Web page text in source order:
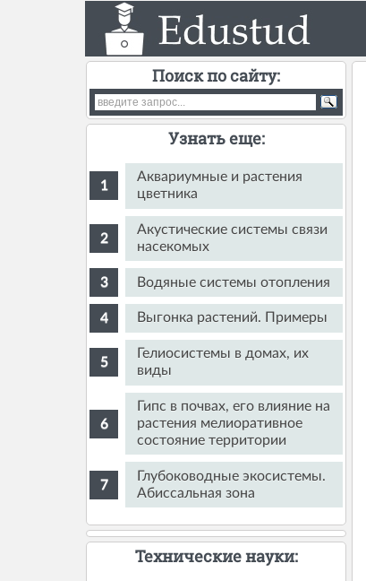
Поиск по сайту:
Узнать еще:
Аквариумные и растения
цветника
Акустические системы связи
насекомых
Водяные системы отопления
Выгонка растений. Примеры
Гелиосистемы в домах, их
виды
Гипс в почвах, его влияние на
растения мелиоративное
состояние территории
Глубоководные экосистемы.
Абиссальная зона
Технические науки: